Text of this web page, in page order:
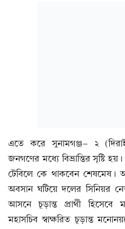
এতে করে সুনামগঞ্জ- ২
জনগণের মধ্যে বিভ্রান্তির সৃষ্টি
টেবিলে কে থাকবেন শেষমেষ।
অবসান ঘটিয়ে দলের সিনিয়র
আসনে চূড়ান্ত প্রার্থী হিসেবে
মহাসচিব স্বাক্ষরিত চূড়ান্ত